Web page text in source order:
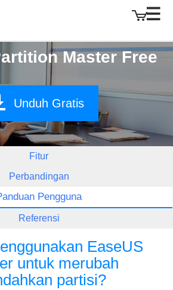
Master Free
Unduh Gratis
Fitur
Perbandingan
Pengguna
Referensi
EaseUS
untuk merubah
partisi?